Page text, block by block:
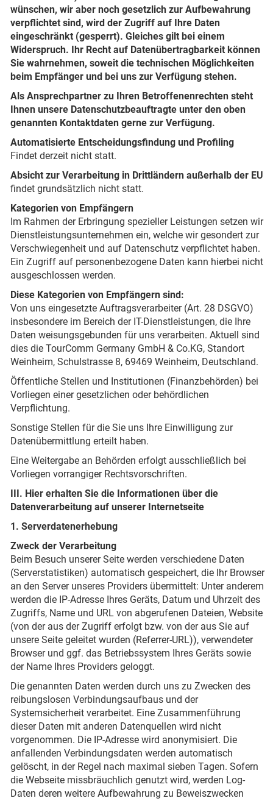
wünschen, wir aber noch gesetzlich zur Aufbewahrung
verpflichtet sind, wird der Zugriff auf Ihre Daten
eingeschränkt (gesperrt). Gleiches gilt bei einem
Widerspruch. Ihr Recht auf Datenübertragbarkeit können
Sie wahrnehmen, soweit die technischen Möglichkeiten
beim Empfänger und bei uns zur Verfügung stehen.
Als Ansprechpartner zu Ihren Betroffenenrechten steht
Ihnen unsere Datenschutzbeauftragte unter den oben
genannten Kontaktdaten gerne zur Verfügung.
Automatisierte Entscheidungsfindung und Profiling
Findet derzeit nicht statt.
Absicht zur Verarbeitung in Drittländern außerhalb der EU
findet grundsätzlich nicht statt.
Kategorien von Empfängern
Im Rahmen der Erbringung spezieller Leistungen setzen wir
Dienstleistungsunternehmen ein, welche wir gesondert zur
Verschwiegenheit und auf Datenschutz verpflichtet haben.
Ein Zugriff auf personenbezogene Daten kann hierbei nicht
ausgeschlossen werden.
Diese Kategorien von Empfängern sind:
Von uns eingesetzte Auftragsverarbeiter (Art. 28 DSGVO)
insbesondere im Bereich der IT-Dienstleistungen, die Ihre
Daten weisungsgebunden für uns verarbeiten. Aktuell sind
dies die TourComm Germany GmbH & Co.KG, Standort
Weinheim, Schulstrasse 8, 69469 Weinheim, Deutschland.
Öffentliche Stellen und Institutionen (Finanzbehörden) bei
Vorliegen einer gesetzlichen oder behördlichen
Verpflichtung.
Sonstige Stellen für die Sie uns Ihre Einwilligung zur
Datenübermittlung erteilt haben.
Eine Weitergabe an Behörden erfolgt ausschließlich bei
Vorliegen vorrangiger Rechtsvorschriften.
III. Hier erhalten Sie die Informationen über die
Datenverarbeitung auf unserer Internetseite
1. Serverdatenerhebung
Zweck der Verarbeitung
Beim Besuch unserer Seite werden verschiedene Daten
(Serverstatistiken) automatisch gespeichert, die Ihr Browser
an den Server unseres Providers übermittelt: Unter anderem
werden die IP-Adresse Ihres Geräts, Datum und Uhrzeit des
Zugriffs, Name und URL von abgerufenen Dateien, Website
(von der aus der Zugriff erfolgt bzw. von der aus Sie auf
unsere Seite geleitet wurden (Referrer-URL)), verwendeter
Browser und ggf. das Betriebssystem Ihres Geräts sowie
der Name Ihres Providers geloggt.
Die genannten Daten werden durch uns zu Zwecken des
reibungslosen Verbindungsaufbaus und der
Systemsicherheit verarbeitet. Eine Zusammenführung
dieser Daten mit anderen Datenquellen wird nicht
vorgenommen. Die IP-Adresse wird anonymisiert. Die
anfallenden Verbindungsdaten werden automatisch
gelöscht, in der Regel nach maximal sieben Tagen. Sofern
die Webseite missbräuchlich genutzt wird, werden Log-
Daten deren weitere Aufbewahrung zu Beweiszwecken